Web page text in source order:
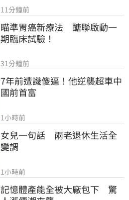
11分鐘前
瞄準胃癌新療法　醣聯啟動一
期臨床試驗！
31分鐘前
7年前遭譏傻逼！他逆襲超車中
國前首富
1小時前
女兒一句話　兩老退休生活全
變調
1小時前
記憶體產能全被大廠包下　驚